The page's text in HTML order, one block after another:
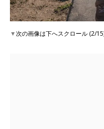
▼次の画像は下へスクロール (2/